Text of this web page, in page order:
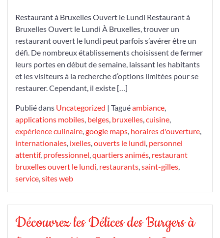
un
Jour
de
Semaine
Restaurant à Bruxelles Ouvert le Lundi Restaurant à
Bruxelles Ouvert le Lundi À Bruxelles, trouver un
restaurant ouvert le lundi peut parfois s’avérer être un
défi. De nombreux établissements choisissent de fermer
leurs portes en début de semaine, laissant les habitants
et les visiteurs à la recherche d’options limitées pour se
restaurer. Cependant, il existe […]
Publié dans Uncategorized | Taguéambiance,
applications mobiles, belges, bruxelles,cuisine,
expérience culinaire,google maps, horaires d'ouverture,
internationales, ixelles,ouverts le lundi, personnel
attentif, professionnel,quartiers animés, restaurant
bruxelles ouvert le lundi, restaurants,saint-gilles,
service,sites web
Découvrez les Délices des Burgers à